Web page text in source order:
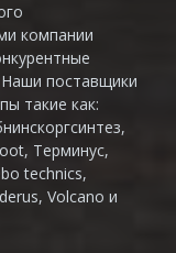
компании
поставщики
такие как:
Терминус,
technics,
Volcano и